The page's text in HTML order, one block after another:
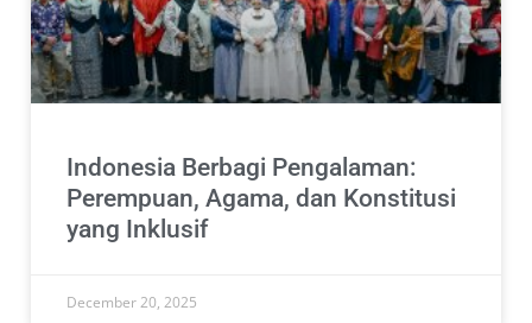
Indonesia Berbagi Pengalaman:
Perempuan, Agama, dan Konstitusi
yang Inklusif
December 20, 2025